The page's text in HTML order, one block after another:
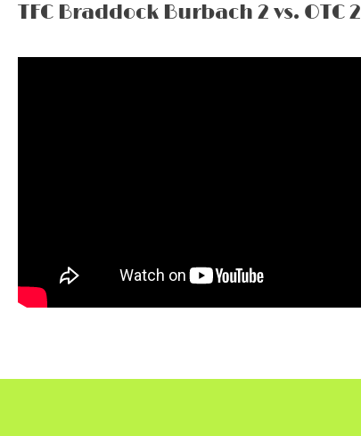
TFC Braddock Burbach 2 vs. OTC 2